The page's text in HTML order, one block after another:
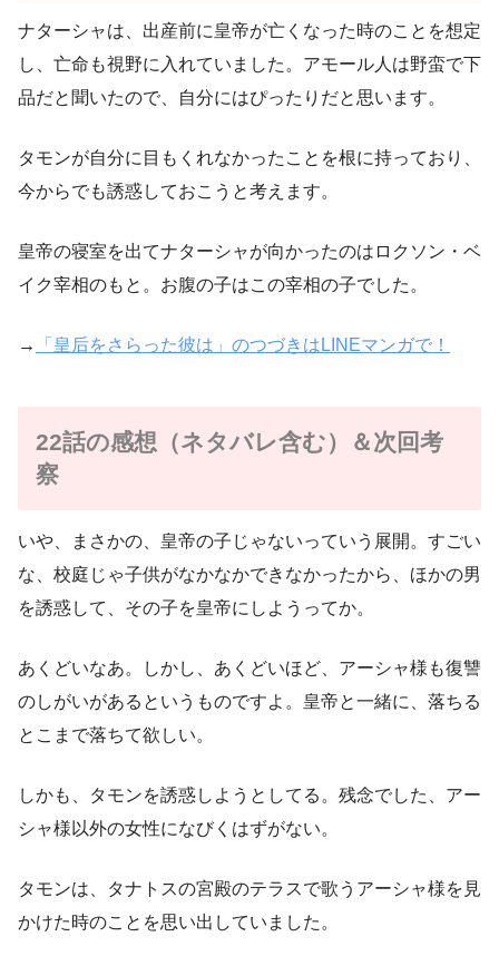
ナターシャは、出産前に皇帝が亡くなった時のことを想定
し、亡命も視野に入れていました。アモール人は野蛮で下
品だと聞いたので、自分にはぴったりだと思います。
タモンが自分に目もくれなかったことを根に持っており、
今からでも誘惑しておこうと考えます。
皇帝の寝室を出てナターシャが向かったのはロクソン・ベ
イク宰相のもと。お腹の子はこの宰相の子でした。
→ 「皇后をさらった彼は」のつづきはLINEマンガで！
22話の感想（ネタバレ含む）＆次回考
察
いや、まさかの、皇帝の子じゃないっていう展開。すごい
な、校庭じゃ子供がなかなかできなかったから、ほかの男
を誘惑して、その子を皇帝にしようってか。
あくどいなあ。しかし、あくどいほど、アーシャ様も復讐
のしがいがあるというものですよ。皇帝と一緒に、落ちる
とこまで落ちて欲しい。
しかも、タモンを誘惑しようとしてる。残念でした、アー
シャ様以外の女性になびくはずがない。
タモンは、タナトスの宮殿のテラスで歌うアーシャ様を見
かけた時のことを思い出していました。